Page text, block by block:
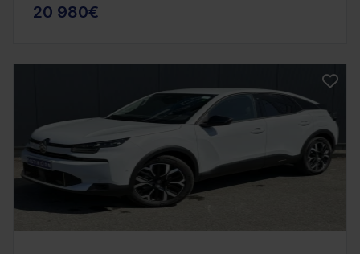
20 980€